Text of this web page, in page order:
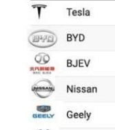
NEWS
SHOP